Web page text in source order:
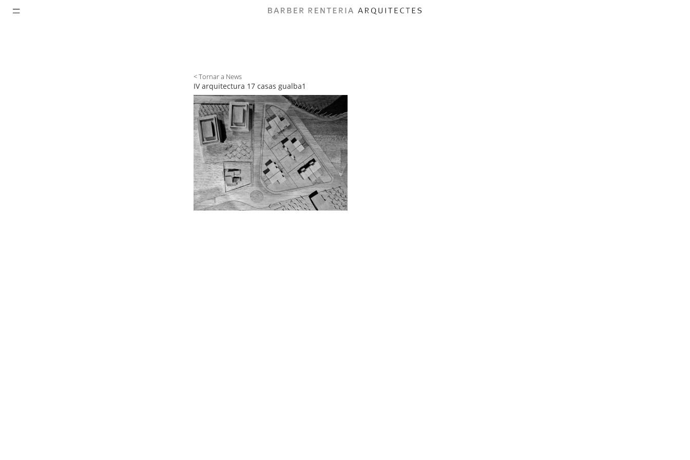
< Tornar a News
IV arquitectura 17 casas gualba1